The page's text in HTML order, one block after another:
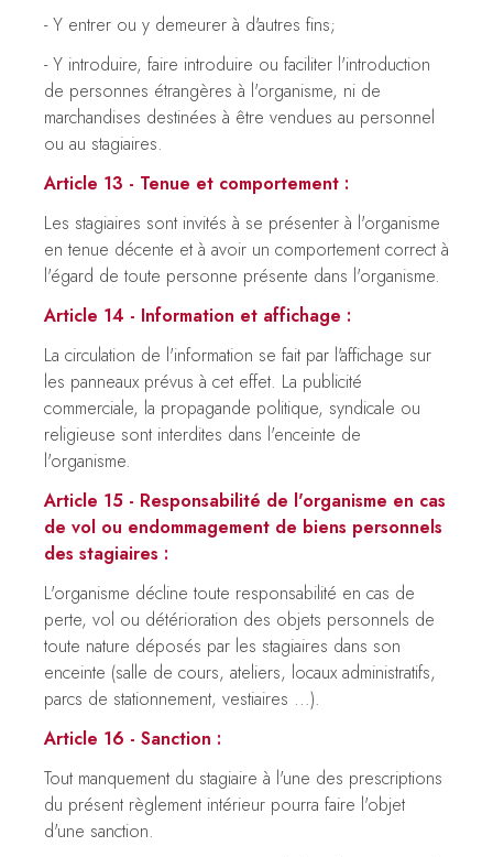
- Y entrer ou y demeurer à d'autres fins;
- Y introduire, faire introduire ou faciliter l'introduction
de personnes étrangères à l'organisme, ni de
marchandises destinées à être vendues au personnel
ou au stagiaires.
Article 13 - Tenue et comportement :
Les stagiaires sont invités à se présenter à l'organisme
en tenue décente et à avoir un comportement correct à
l'égard de toute personne présente dans l'organisme.
Article 14 - Information et affichage :
La circulation de l'information se fait par l'affichage sur
les panneaux prévus à cet effet. La publicité
commerciale, la propagande politique, syndicale ou
religieuse sont interdites dans l'enceinte de
l'organisme.
Article 15 - Responsabilité de l'organisme en cas
de vol ou endommagement de biens personnels
des stagiaires :
L'organisme décline toute responsabilité en cas de
perte, vol ou détérioration des objets personnels de
toute nature déposés par les stagiaires dans son
enceinte (salle de cours, ateliers, locaux administratifs,
parcs de stationnement, vestiaires ...).
Article 16 - Sanction :
Tout manquement du stagiaire à l'une des prescriptions
du présent règlement intérieur pourra faire l'objet
d'une sanction.